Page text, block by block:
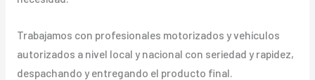
Trabajamos con profesionales motorizados y vehículos
autorizados a nivel local y nacional con seriedad y rapidez,
despachando y entregando el producto final.